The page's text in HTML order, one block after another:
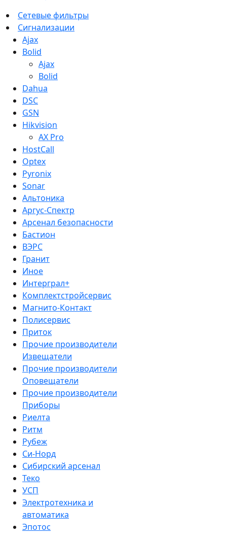
Сетевые фильтры
Сигнализации
Ajax
Bolid
Ajax
Bolid
Dahua
DSC
GSN
Hikvision
AX Pro
HostCall
Optex
Pyronix
Sonar
Альтоника
Аргус-Спектр
Арсенал безопасности
Бастион
ВЭРС
Гранит
Иное
Интерграл+
Комплектстройсервис
Магнито-Контакт
Полисервис
Приток
Прочие производители
Извещатели
Прочие производители
Оповещатели
Прочие производители
Приборы
Риелта
Ритм
Рубеж
Си-Норд
Сибирский арсенал
Теко
УСП
Электротехника и
автоматика
Эпотос